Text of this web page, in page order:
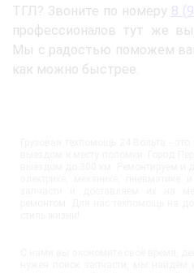
ТГЛ? Звоните по номеру 8
профессионалов тут же
Мы с радостью поможем
как можно быстрее.